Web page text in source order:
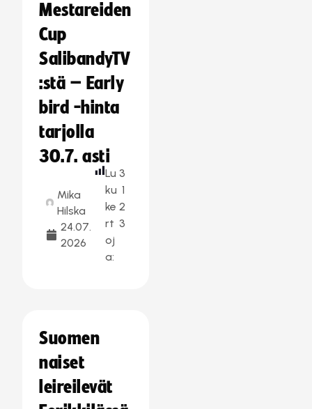
Mestareiden
Cup
SalibandyTV
:stä – Early
bird -hinta
tarjolla
30.7. asti
Mika
Hilska
24.07.
2026
Lu
ku
ke
rt
oj
a:
3
1
2
3
Suomen
naiset
leireilevät